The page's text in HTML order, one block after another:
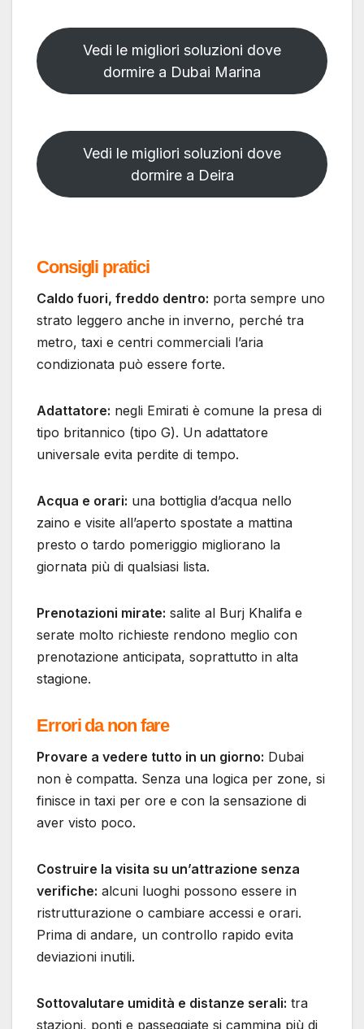
Vedi le migliori soluzioni dove
dormire a Dubai Marina
Vedi le migliori soluzioni dove
dormire a Deira
Consigli pratici
Caldo fuori, freddo dentro: porta sempre uno
strato leggero anche in inverno, perché tra
metro, taxi e centri commerciali l’aria
condizionata può essere forte.
Adattatore: negli Emirati è comune la presa di
tipo britannico (tipo G). Un adattatore
universale evita perdite di tempo.
Acqua e orari: una bottiglia d’acqua nello
zaino e visite all’aperto spostate a mattina
presto o tardo pomeriggio migliorano la
giornata più di qualsiasi lista.
Prenotazioni mirate: salite al Burj Khalifa e
serate molto richieste rendono meglio con
prenotazione anticipata, soprattutto in alta
stagione.
Errori da non fare
Provare a vedere tutto in un giorno: Dubai
non è compatta. Senza una logica per zone, si
finisce in taxi per ore e con la sensazione di
aver visto poco.
Costruire la visita su un’attrazione senza
verifiche: alcuni luoghi possono essere in
ristrutturazione o cambiare accessi e orari.
Prima di andare, un controllo rapido evita
deviazioni inutili.
Sottovalutare umidità e distanze serali: tra
stazioni, ponti e passeggiate si cammina più di